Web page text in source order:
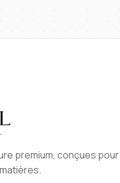
premium, conçues pour